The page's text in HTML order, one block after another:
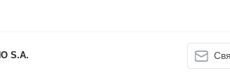
S.A.